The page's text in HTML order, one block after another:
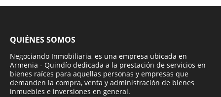
QUIÉNES SOMOS
Negociando Inmobiliaria, es una empresa ubicada en
Armenia - Quindío dedicada a la prestación de servicios en
bienes raíces para aquellas personas y empresas que
demanden la compra, venta y administración de bienes
inmuebles e inversiones en general.